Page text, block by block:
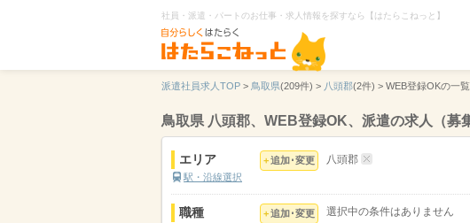
社員・派遣・パートのお仕事・求人情報を探すなら【はたらこねっと】
派遣社員求人TOP > 鳥取県(209件) > 八頭郡(2件) > WEB登録OKの一覧
鳥取県 八頭郡、WEB登録OK、派遣の求人（募
エリア
駅・沿線選択
追加･変更 八頭郡
職種 追加･変更 選択中の条件はありません